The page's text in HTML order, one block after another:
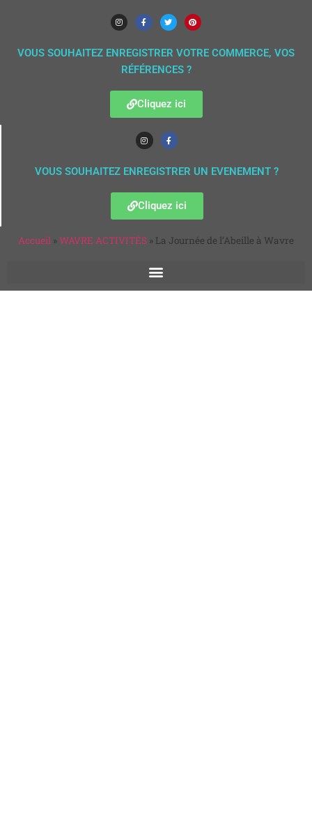
VOUS SOUHAITEZ ENREGISTRER VOTRE COMMERCE, VOS
RÉFÉRENCES ?
Cliquez ici
VOUS SOUHAITEZ ENREGISTRER UN EVENEMENT ?
Cliquez ici
Accueil »WAVRE ACTIVITÉS » La Journée de l’Abeille à Wavre